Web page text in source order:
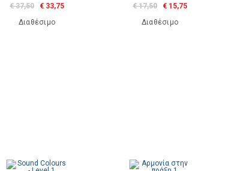
€ 37,50
€ 33,75
Διαθέσιμο
€ 17,50
€ 15,75
Διαθέσιμο